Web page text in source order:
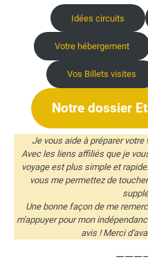
voyage en famille
Quels sites
quelles activités
les enfants dans le
Qu’est-ce qui vous
voyager, ambiance…)?
Avez-vous eu
lesquelles?
Quelles précautions
visiter le Colorado
protection solaire,
trousse à
Avez-vous des
voyageurs
Idées circuits
Votre hébergement
Vos Billets visites
Notre dossier
Je vous aide à préparer
Avec les liens affiliés que je
voyage est plus simple et
vous me permettez de
Une bonne façon de me
m'appuyer pour mon
avis ! Merci